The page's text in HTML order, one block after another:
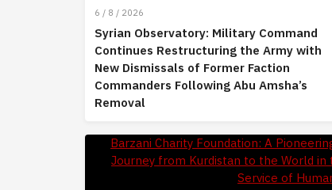
6 / 8 / 2026
Syrian Observatory: Military Command
Continues Restructuring the Army with
New Dismissals of Former Faction
Commanders Following Abu Amsha’s
Removal